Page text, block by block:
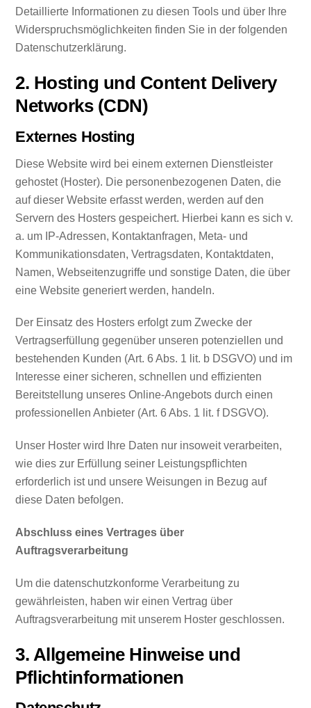
Detaillierte Informationen zu diesen Tools und über Ihre
Widerspruchsmöglichkeiten finden Sie in der folgenden
Datenschutzerklärung.
2. Hosting und Content Delivery
Networks (CDN)
Externes Hosting
Diese Website wird bei einem externen Dienstleister
gehostet (Hoster). Die personenbezogenen Daten, die
auf dieser Website erfasst werden, werden auf den
Servern des Hosters gespeichert. Hierbei kann es sich v.
a. um IP-Adressen, Kontaktanfragen, Meta- und
Kommunikationsdaten, Vertragsdaten, Kontaktdaten,
Namen, Webseitenzugriffe und sonstige Daten, die über
eine Website generiert werden, handeln.
Der Einsatz des Hosters erfolgt zum Zwecke der
Vertragserfüllung gegenüber unseren potenziellen und
bestehenden Kunden (Art. 6 Abs. 1 lit. b DSGVO) und im
Interesse einer sicheren, schnellen und effizienten
Bereitstellung unseres Online-Angebots durch einen
professionellen Anbieter (Art. 6 Abs. 1 lit. f DSGVO).
Unser Hoster wird Ihre Daten nur insoweit verarbeiten,
wie dies zur Erfüllung seiner Leistungspflichten
erforderlich ist und unsere Weisungen in Bezug auf
diese Daten befolgen.
Abschluss eines Vertrages über
Auftragsverarbeitung
Um die datenschutzkonforme Verarbeitung zu
gewährleisten, haben wir einen Vertrag über
Auftragsverarbeitung mit unserem Hoster geschlossen.
3. Allgemeine Hinweise und
Pflichtinformationen